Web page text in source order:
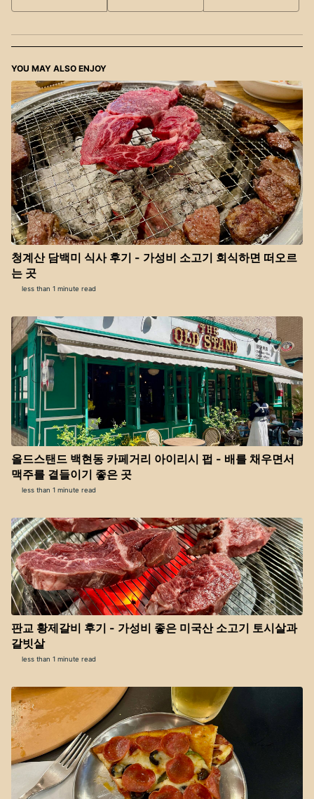
YOU MAY ALSO ENJOY
청계산 담백미 식사 후기 - 가성비 소고기 회식하면 떠오르
는 곳
less than 1 minute read
올드스탠드 백현동 카페거리 아이리시 펍 - 배를 채우면서
맥주를 곁들이기 좋은 곳
less than 1 minute read
판교 황제갈비 후기 - 가성비 좋은 미국산 소고기 토시살과
갈빗살
less than 1 minute read